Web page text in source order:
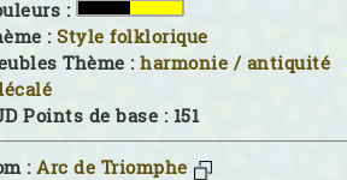
:
: Style folklorique
Thème : harmonie / antiquité
Points de base : 151
: Arc de Triomphe